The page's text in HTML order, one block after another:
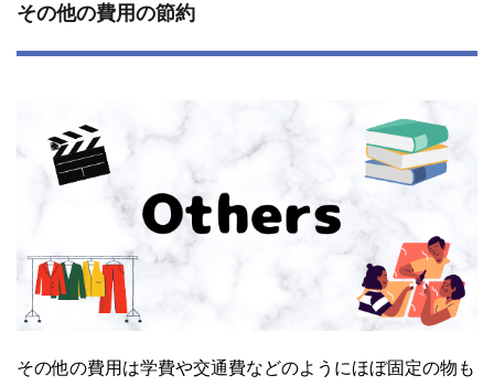
その他の費用の節約
その他の費用は学費や交通費などのようにほぼ固定の物も